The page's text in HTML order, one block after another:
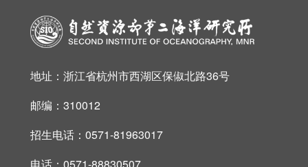
地址：浙江省杭州市西湖区保俶北路36号
邮编：310012
招生电话：0571-81963017